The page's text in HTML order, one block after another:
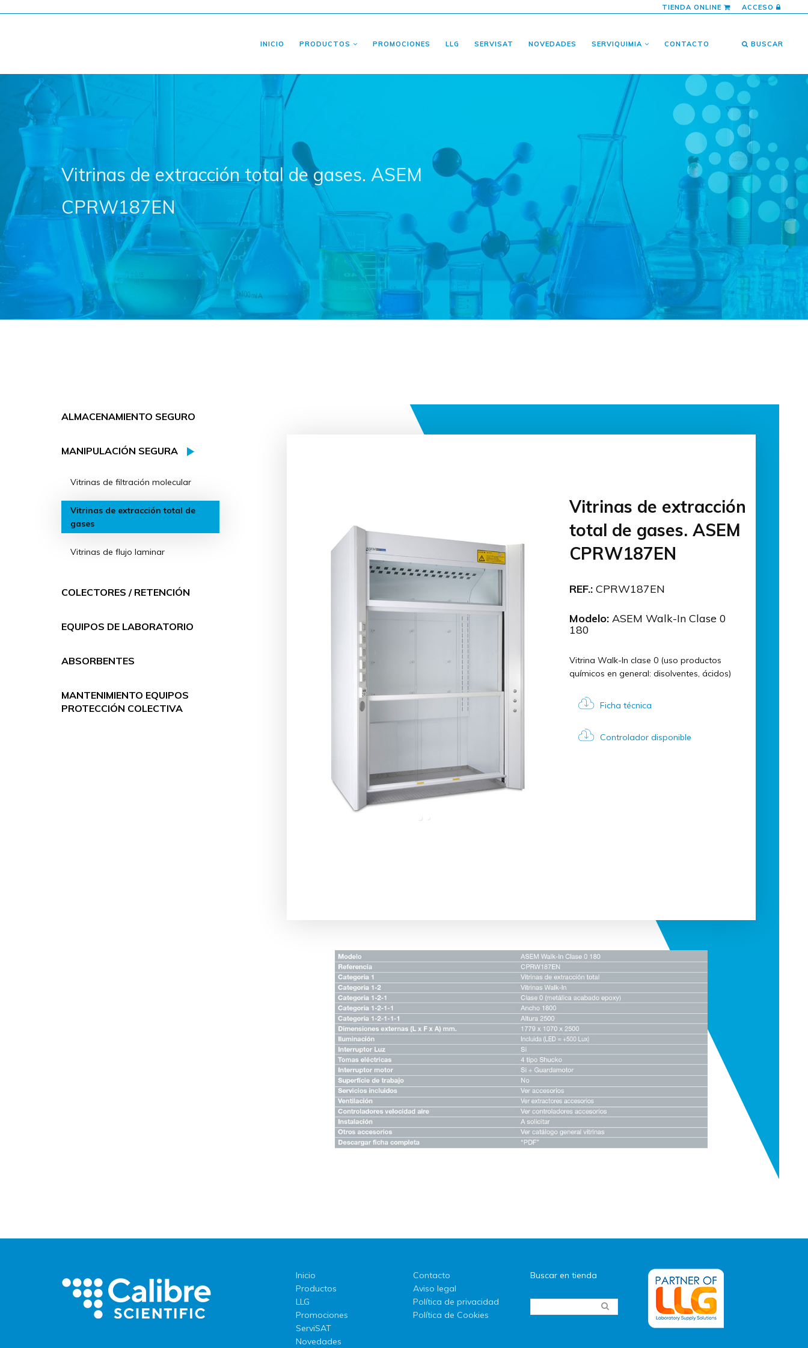
TIENDA ONLINE ACCESO
INICIO PRODUCTOS PROMOCIONES LLG SERVISAT NOVEDADES SERVIQUIMIA CONTACTO BUSCAR
Vitrinas de extracción total de gases. ASEM
CPRW187EN
ALMACENAMIENTO SEGURO
MANIPULACIÓN SEGURA
Vitrinas de filtración molecular
Vitrinas de extracción total de
gases
Vitrinas de flujo laminar
COLECTORES / RETENCIÓN
EQUIPOS DE LABORATORIO
ABSORBENTES
MANTENIMIENTO EQUIPOS
PROTECCIÓN COLECTIVA
Vitrinas de extracción
total de gases. ASEM
CPRW187EN
REF.: CPRW187EN
Modelo: ASEM Walk-In Clase 0
180
Vitrina Walk-In clase 0 (uso productos
químicos en general: disolventes, ácidos)
Ficha técnica
Controlador disponible
Inicio
Productos
LLG
Promociones
ServiSAT
Novedades
Contacto
Aviso legal
Política de privacidad
Política de Cookies
Buscar en tienda